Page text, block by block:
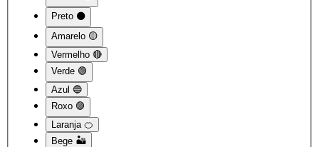
Preto ⚫
Amarelo 🟡
Vermelho 🔴
Verde 🟢
Azul 🔵
Roxo 🟣
Laranja 🍊
Bege 🏜️